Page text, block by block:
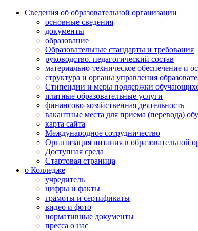
Сведения об образовательной организации
основные сведения
документы
образование
Образовательные стандарты и требования
руководство. педагогический состав
материально-техническое обеспечение и
структура и органы управления
Стипендии и меры поддержки
платные образовательные услуги
финансово-хозяйственная деятельность
вакантные места для приема (перевода)
карта сайта
Международное сотрудничество
Организация питания в образовательной
Доступная среда
Стартовая страница
о Колледже
учредитель
цифры и факты
грамоты и сертификаты
видео и фото
нормативные документы
пресса о нас